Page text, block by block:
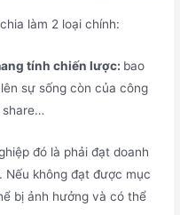
làm 2 loại chính:
tính chiến lược: bao
sự sống còn của công
share…
đó là phải đạt doanh
Nếu không đạt được mục
bị ảnh hưởng và có thể